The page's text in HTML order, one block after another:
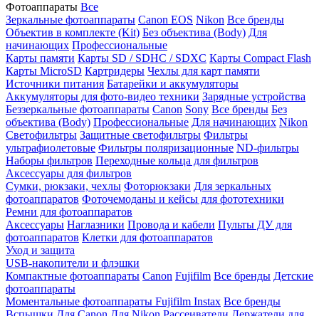
Фотоаппараты Все
Зеркальные фотоаппараты Canon EOS Nikon Все бренды
Объектив в комплекте (Kit) Без объектива (Body) Для
начинающих Профессиональные
Карты памяти Карты SD / SDHC / SDXC Карты Compact Flash
Карты MicroSD Картридеры Чехлы для карт памяти
Источники питания Батарейки и аккумуляторы
Аккумуляторы для фото-видео техники Зарядные устройства
Беззеркальные фотоаппараты Canon Sony Все бренды Без
объектива (Body) Профессиональные Для начинающих Nikon
Светофильтры Защитные светофильтры Фильтры
ультрафиолетовые Фильтры поляризационные ND-фильтры
Наборы фильтров Переходные кольца для фильтров
Аксессуары для фильтров
Сумки, рюкзаки, чехлы Фоторюкзаки Для зеркальных
фотоаппаратов Фоточемоданы и кейсы для фототехники
Ремни для фотоаппаратов
Аксессуары Наглазники Провода и кабели Пульты ДУ для
фотоаппаратов Клетки для фотоаппаратов
Уход и защита
USB-накопители и флэшки
Компактные фотоаппараты Canon Fujifilm Все бренды Детские
фотоаппараты
Моментальные фотоаппараты Fujifilm Instax Все бренды